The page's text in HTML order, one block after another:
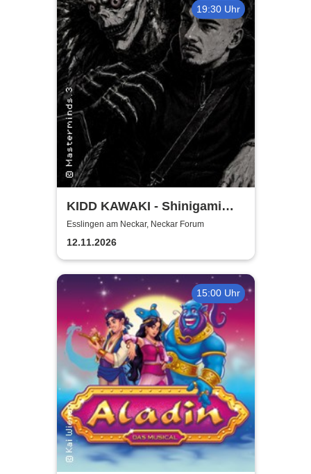
19:30 Uhr
KIDD KAWAKI - Shinigami
Tour
Esslingen am Neckar, Neckar Forum
12.11.2026
15:00 Uhr